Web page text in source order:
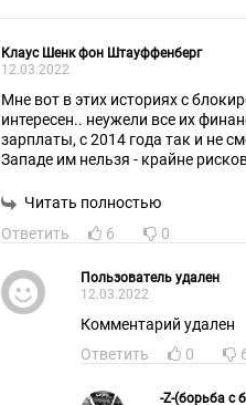
Клаус Шенк фон Штауффенберг
12.03.2022
Мне вот в этих историях с
интересен.. неужели все их
зарплаты, с 2014 года так и не
Западе им нельзя - крайне
это примерно то же, что и
Читать полностью
Ответить
6 0
Пользователь удален
12.03.2022
Комментарий удален
Ответить
0
-Z-(борьба с